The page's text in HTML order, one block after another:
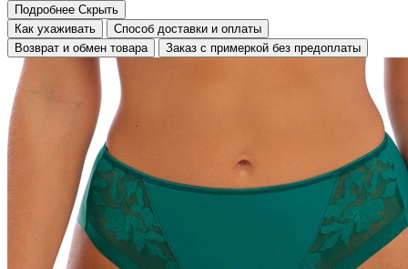
Подробнее Скрыть
Как ухаживать
Способ доставки и оплаты
Возврат и обмен товара
Заказ с примеркой без предоплаты